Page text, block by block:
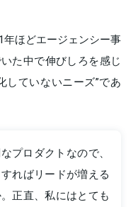
ほどエージェンシー事
た中で伸びしろを感じ
していないニーズ”であ
プロダクトなので、
ればリードが増える
正直、私にはとても